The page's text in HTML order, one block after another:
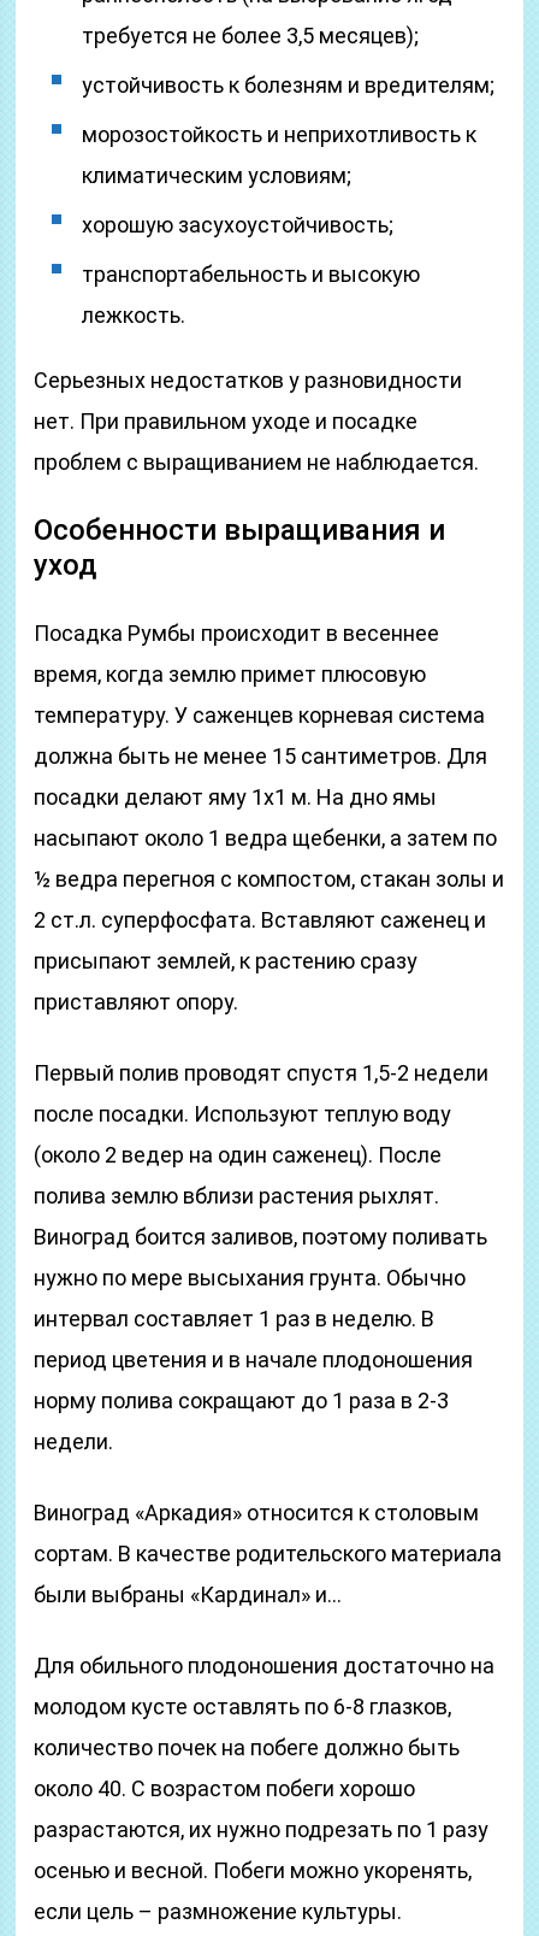
требуется не более 3,5 месяцев);
устойчивость к болезням и вредителям;
морозостойкость и неприхотливость к
климатическим условиям;
хорошую засухоустойчивость;
транспортабельность и высокую
лежкость.
Серьезных недостатков у разновидности
нет. При правильном уходе и посадке
проблем с выращиванием не наблюдается.
Особенности выращивания и
уход
Посадка Румбы происходит в весеннее
время, когда землю примет плюсовую
температуру. У саженцев корневая система
должна быть не менее 15 сантиметров. Для
посадки делают яму 1х1 м. На дно ямы
насыпают около 1 ведра щебенки, а затем по
½ ведра перегноя с компостом, стакан золы и
2 ст.л. суперфосфата. Вставляют саженец и
присыпают землей, к растению сразу
приставляют опору.
Первый полив проводят спустя 1,5-2 недели
после посадки. Используют теплую воду
(около 2 ведер на один саженец). После
полива землю вблизи растения рыхлят.
Виноград боится заливов, поэтому поливать
нужно по мере высыхания грунта. Обычно
интервал составляет 1 раз в неделю. В
период цветения и в начале плодоношения
норму полива сокращают до 1 раза в 2-3
недели.
Виноград «Аркадия» относится к столовым
сортам. В качестве родительского материала
были выбраны «Кардинал» и…
Для обильного плодоношения достаточно на
молодом кусте оставлять по 6-8 глазков,
количество почек на побеге должно быть
около 40. С возрастом побеги хорошо
разрастаются, их нужно подрезать по 1 разу
осенью и весной. Побеги можно укоренять,
если цель – размножение культуры.